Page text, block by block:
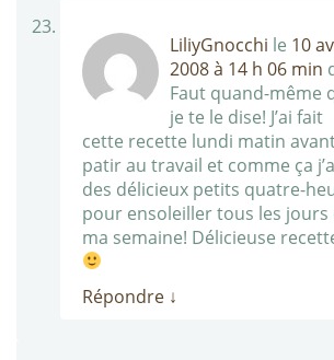
LiliyGnocchi le 10
2008 à 14 h 06 min
Faut quand-même
je te le dise! J’ai fait
cette recette lundi matin
patir au travail et comme ça
des délicieux petits quatre-
pour ensoleiller tous les jours
ma semaine! Délicieuse
Répondre ↓